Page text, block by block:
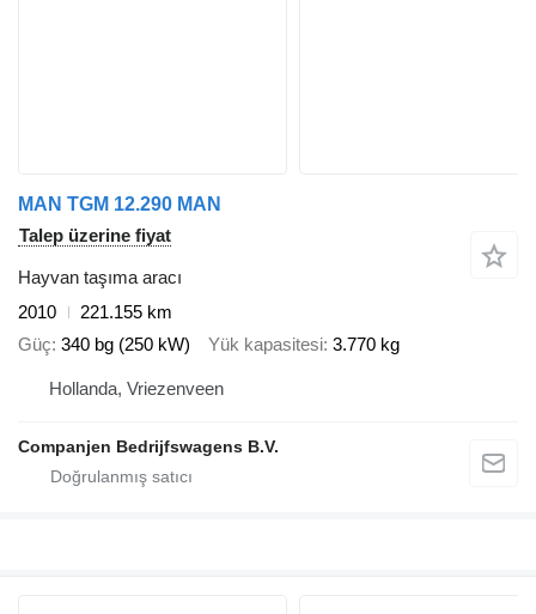
MAN TGM 12.290 MAN
Talep üzerine fiyat
Hayvan taşıma aracı
2010
221.155 km
Güç 340 bg (250 kW) Yük kapasitesi 3.770 kg
Hollanda, Vriezenveen
Companjen Bedrijfswagens B.V.